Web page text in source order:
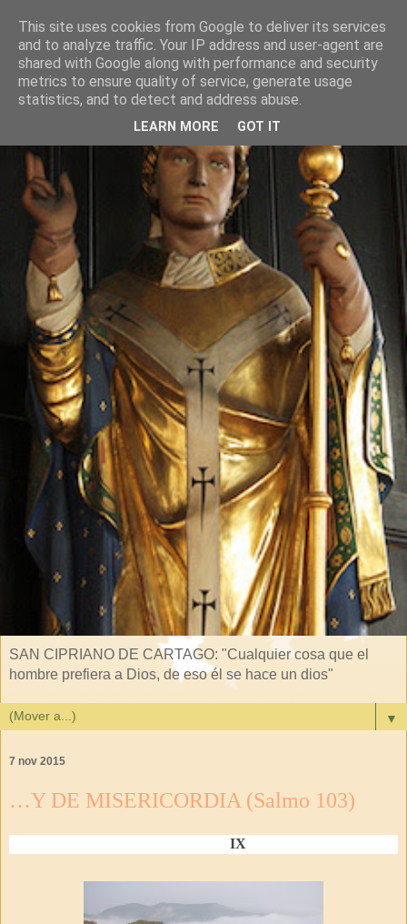
SAN CIPRIANO DE CARTAGO: "Cualquier cosa que el
hombre prefiera a Dios, de eso él se hace un dios"
▼
7 nov 2015
…Y DE MISERICORDIA (Salmo 103)
IX
This site uses cookies from Google to deliver its services
and to analyze traffic. Your IP address and user-agent are
shared with Google along with performance and security
metrics to ensure quality of service, generate usage
statistics, and to detect and address abuse.
LEARN MORE GOT IT